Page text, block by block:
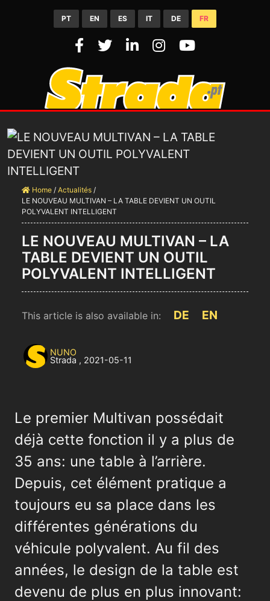
PT EN ES IT DE FR
Home / Actualités /
LE NOUVEAU MULTIVAN – LA TABLE DEVIENT UN OUTIL
POLYVALENT INTELLIGENT
LE NOUVEAU MULTIVAN – LA
TABLE DEVIENT UN OUTIL
POLYVALENT INTELLIGENT
This article is also available in: DE EN
NUNO
Strada , 2021-05-11
Le premier Multivan possédait
déjà cette fonction il y a plus de
35 ans: une table à l’arrière.
Depuis, cet élément pratique a
toujours eu sa place dans les
différentes générations du
véhicule polyvalent. Au fil des
années, le design de la table est
devenu de plus en plus innovant: